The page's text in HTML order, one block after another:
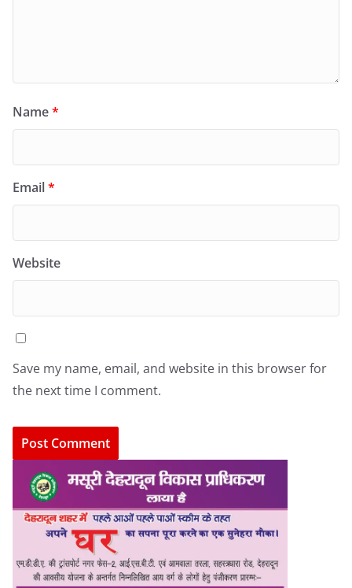
Name*
Email*
Website
Save my name, email, and website in this browser for
the next time I comment.